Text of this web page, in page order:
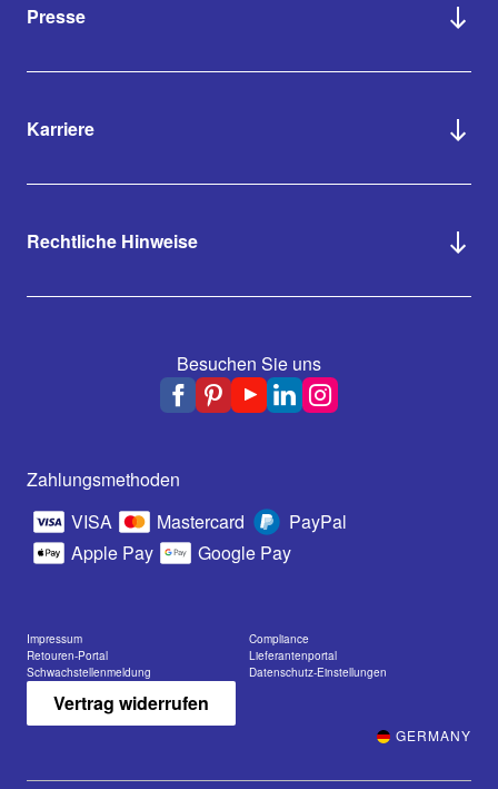
Presse
Karriere
Rechtliche Hinweise
Besuchen Sie uns
Zahlungsmethoden
VISA
Mastercard
PayPal
Apple Pay
Google Pay
Impressum
Compliance
Retouren-Portal
Lieferantenportal
Schwachstellenmeldung
Datenschutz-Einstellungen
Vertrag widerrufen
GERMANY